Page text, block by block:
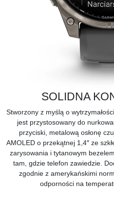
SOLIDNA
Stworzony z myślą o
jest przystosowany do
przyciski, metalową osłonę
AMOLED o przekątnej 1,4″ ze
zarysowania i tytanowym
tam, gdzie telefon zawiedzie.
zgodnie z amerykańskimi
odporności na